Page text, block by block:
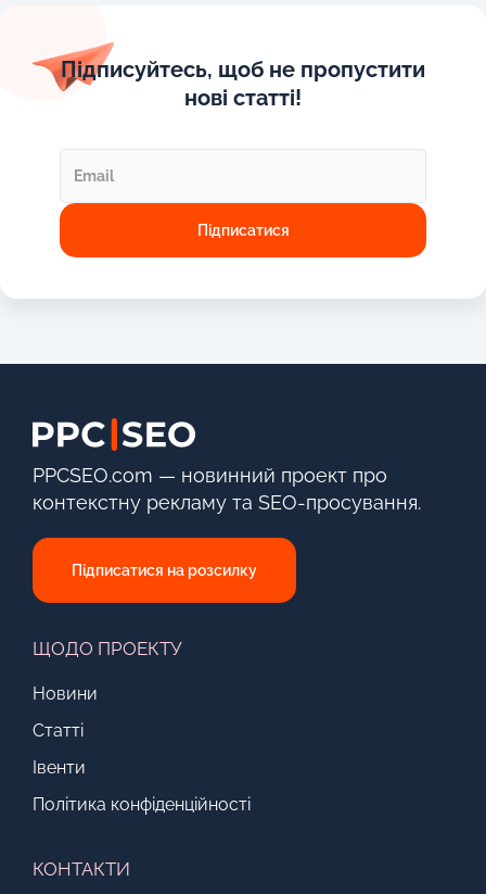
Підписуйтесь, щоб не пропустити
нові статті!
PPCSEO.com — новинний проект про
контекстну рекламу та SEO-просування.
Підписатися на розсилку
ЩОДО ПРОЕКТУ
Новини
Статті
Івенти
Політика конфіденційності
КОНТАКТИ